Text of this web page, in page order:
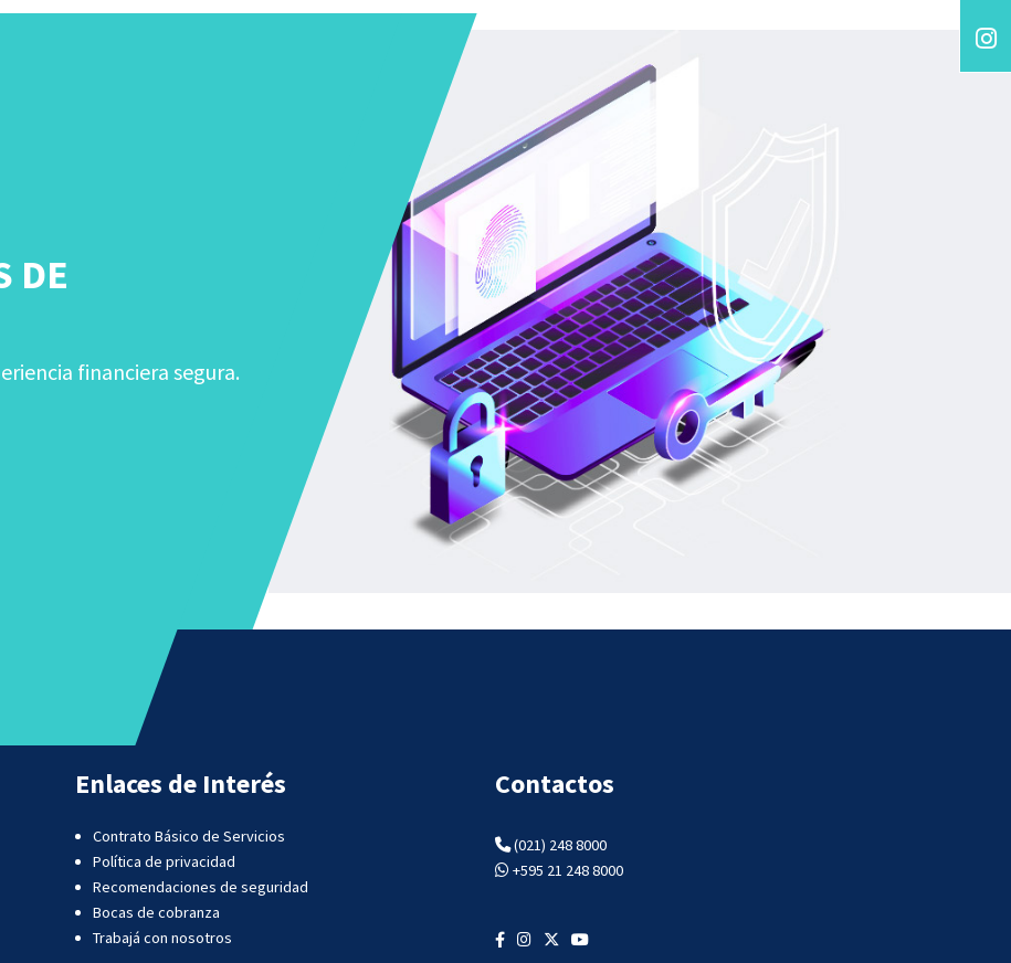
DE
financiera segura.
Enlaces de Interés
Contrato Básico de Servicios
Política de privacidad
Recomendaciones de seguridad
Bocas de cobranza
Trabajá con nosotros
Contactos
(021) 248 8000
+595 21 248 8000